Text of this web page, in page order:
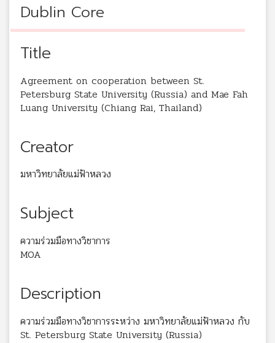
Dublin Core
Title
Agreement on cooperation between St.
Petersburg State University (Russia) and Mae Fah
Luang University (Chiang Rai, Thailand)
Creator
มหาวิทยาลัยแม่ฟ้าหลวง
Subject
ความร่วมมือทางวิชาการ
MOA
Description
ความร่วมมือทางวิชาการระหว่าง มหาวิทยาลัยแม่ฟ้าหลวง กับ
St. Petersburg State University (Russia)